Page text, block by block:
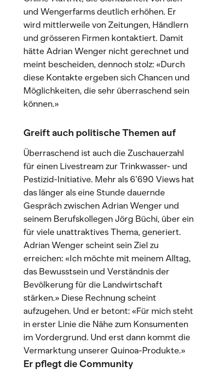
und Wengerfarms deutlich erhöhen. Er
wird mittlerweile von Zeitungen, Händlern
und grösseren Firmen kontaktiert. Damit
hätte Adrian Wenger nicht gerechnet und
meint bescheiden, dennoch stolz: «Durch
diese Kontakte ergeben sich Chancen und
Möglichkeiten, die sehr überraschend sein
können.»
Greift auch politische Themen auf
Überraschend ist auch die Zuschauerzahl
für einen Livestream zur Trinkwasser- und
Pestizid-Initiative. Mehr als 6’690 Views hat
das länger als eine Stunde dauernde
Gespräch zwischen Adrian Wenger und
seinem Berufskollegen Jörg Büchi, über ein
für viele unattraktives Thema, generiert.
Adrian Wenger scheint sein Ziel zu
erreichen: «Ich möchte mit meinem Alltag,
das Bewusstsein und Verständnis der
Bevölkerung für die Landwirtschaft
stärken.» Diese Rechnung scheint
aufzugehen. Und er betont: «Für mich steht
in erster Linie die Nähe zum Konsumenten
im Vordergrund. Und erst dann kommt die
Vermarktung unserer Quinoa-Produkte.»
Er pflegt die Community